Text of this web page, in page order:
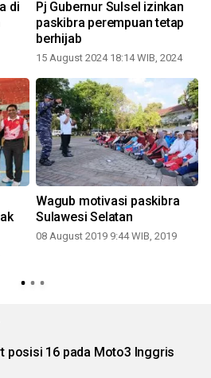
di
Pj Gubernur Sulsel izinkan
paskibra perempuan tetap
berhijab
15 August 2024 18:14 WIB, 2024
Wagub motivasi paskibra
Sulawesi Selatan
08 August 2019 9:44 WIB, 2019
posisi 16 pada Moto3 Inggris